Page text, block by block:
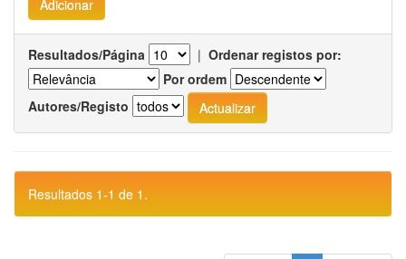
Resultados/Página | Ordenar registos por:
Por ordem
Autores/Registo
Resultados 1-1 de 1.